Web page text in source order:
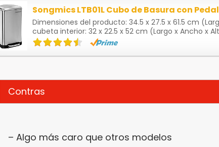
Dimensiones del producto: 34.5 x 27.5 x 61.5 cm
cubeta interior: 32 x 22.5 x 52 cm (Largo x Ancho x
Contras
– Algo más caro que otros modelos